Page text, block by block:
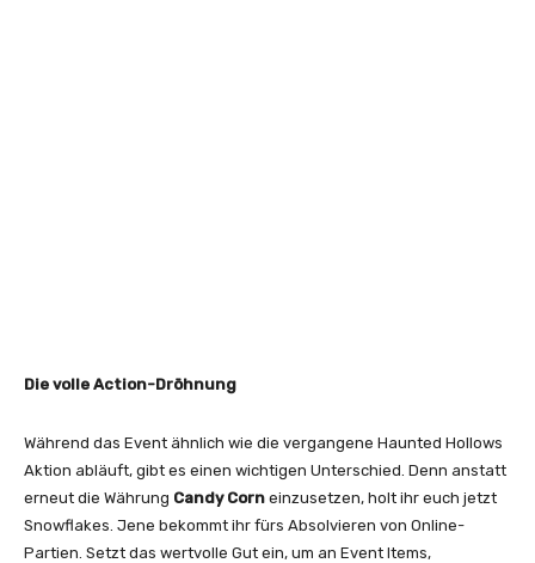
Die volle Action-Dröhnung
Während das Event ähnlich wie die vergangene Haunted Hollows
Aktion abläuft, gibt es einen wichtigen Unterschied. Denn anstatt
erneut die Währung Candy Corn einzusetzen, holt ihr euch jetzt
Snowflakes. Jene bekommt ihr fürs Absolvieren von Online-
Partien. Setzt das wertvolle Gut ein, um an Event Items,